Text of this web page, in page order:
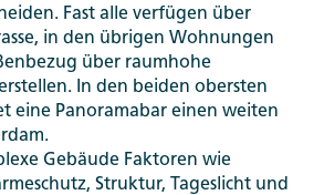
Fast alle verfügen über
in den übrigen Wohnungen
über raumhohe
In den beiden obersten
eine Panoramabar einen weiten
Gebäude Faktoren wie
Struktur, Tageslicht und